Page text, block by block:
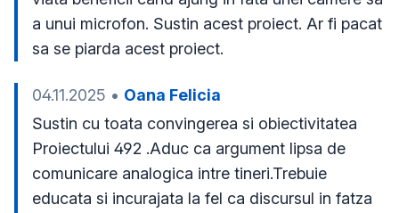
a unui microfon. Sustin acest proiect. Ar fi pacat
sa se piarda acest proiect.
04.11.2025 • Oana Felicia
Sustin cu toata convingerea si obiectivitatea
Proiectului 492 .Aduc ca argument lipsa de
comunicare analogica intre tineri.Trebuie
educata si incurajata la fel ca discursul in fatza